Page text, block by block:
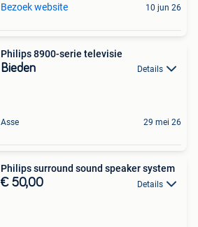
Bezoek website 10 jun 26
Philips 8900-serie televisie
Bieden Details
Asse 29 mei 26
Philips surround sound speaker system
€ 50,00 Details